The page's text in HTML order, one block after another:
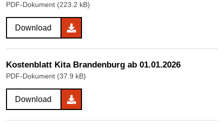
PDF-Dokument (223.2 kB)
Download
Kostenblatt Kita Brandenburg ab 01.01.2026
PDF-Dokument (37.9 kB)
Download